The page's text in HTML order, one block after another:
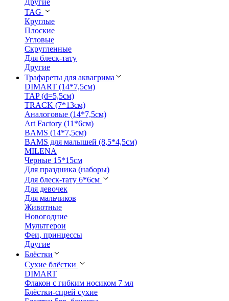
Другие
TAG
Круглые
Плоские
Угловые
Скругленные
Для блеск-тату
Другие
Трафареты для аквагрима
DIMART (14*7,5см)
TAP (d=5,5см)
TRACK (7*13см)
Аналоговые (14*7,5см)
Art Factory (11*6см)
BAMS (14*7,5см)
BAMS для малышей (8,5*4,5см)
MILENA
Черные 15*15см
Для праздника (наборы)
Для блеск-тату 6*6см
Для девочек
Для мальчиков
Животные
Новогодние
Мультгерои
Феи, принцессы
Другие
Блёстки
Сухие блёстки
DIMART
Флакон с гибким носиком 7 мл
Блёстки-спрей сухие